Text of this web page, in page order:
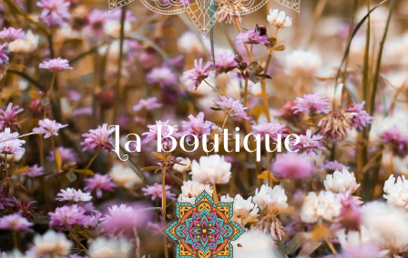
La Boutique